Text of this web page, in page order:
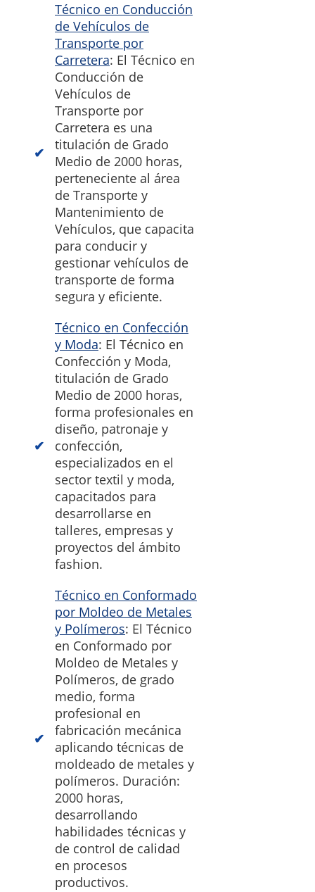
Técnico en Conducción
de Vehículos de
Transporte por
Carretera: El Técnico en
Conducción de
Vehículos de
Transporte por
Carretera es una
titulación de Grado
Medio de 2000 horas,
perteneciente al área
de Transporte y
Mantenimiento de
Vehículos, que capacita
para conducir y
gestionar vehículos de
transporte de forma
segura y eficiente.
Técnico en Confección
y Moda: El Técnico en
Confección y Moda,
titulación de Grado
Medio de 2000 horas,
forma profesionales en
diseño, patronaje y
confección,
especializados en el
sector textil y moda,
capacitados para
desarrollarse en
talleres, empresas y
proyectos del ámbito
fashion.
Técnico en Conformado
por Moldeo de Metales
y Polímeros: El Técnico
en Conformado por
Moldeo de Metales y
Polímeros, de grado
medio, forma
profesional en
fabricación mecánica
aplicando técnicas de
moldeado de metales y
polímeros. Duración:
2000 horas,
desarrollando
habilidades técnicas y
de control de calidad
en procesos
productivos.